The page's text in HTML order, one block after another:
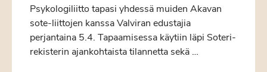
Psykologiliitto tapasi yhdessä muiden Akavan
sote-liittojen kanssa Valviran edustajia
perjantaina 5.4. Tapaamisessa käytiin läpi Soteri-
rekisterin ajankohtaista tilannetta sekä …